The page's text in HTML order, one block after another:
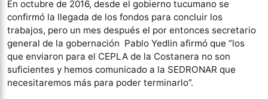
En octubre de 2016, desde el gobierno tucumano se
confirmó la llegada de los fondos para concluir los
trabajos, pero un mes después el por entonces secretario
general de la gobernación Pablo Yedlin afirmó que “los
que enviaron para el CEPLA de la Costanera no son
suficientes y hemos comunicado a la SEDRONAR que
necesitaremos más para poder terminarlo”.